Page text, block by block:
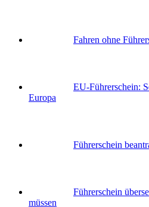
Fahren ohne
EU-Führerschein:
Europa
Führerschein
Führerschein
müssen